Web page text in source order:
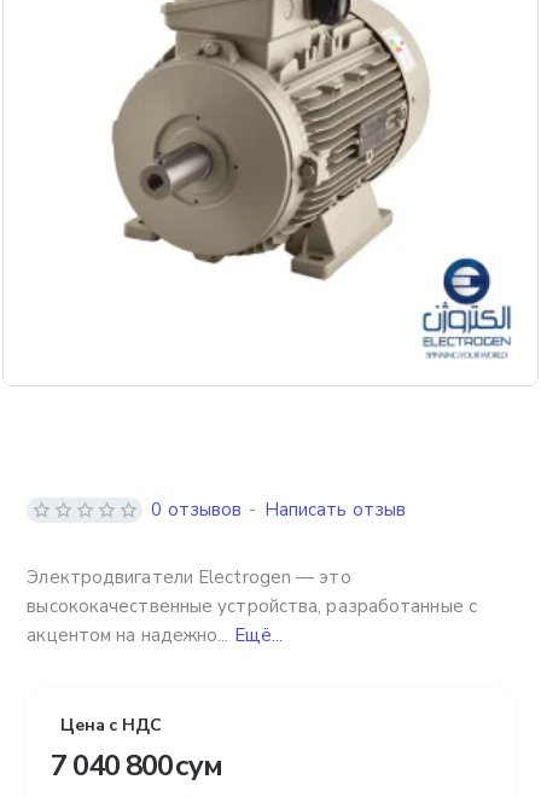
Электродвигатели Electrogen — это
высококачественные устройства, разработанные с
акцентом на надежно... Ещё...
0 отзывов - Написать отзыв
Цена с НДС
7 040 800 сум